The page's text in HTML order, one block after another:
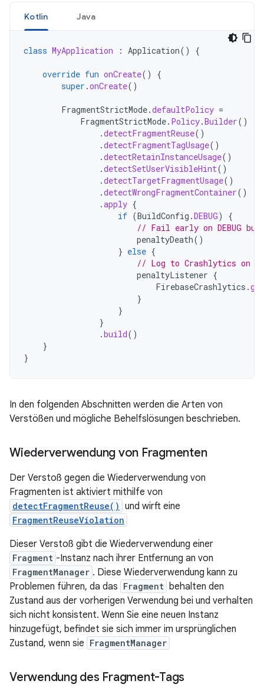
Kotlin Java
class MyApplication : Application() {
override fun onCreate()
{
super .onCreate()
FragmentStrictMode.defaultPolicy =
FragmentStrictMode. Policy.Builder()
.detectFragmentReuse()
.detectFragmentTagUsage()
.detectRetainInstanceUsage()
.detectSetUserVisibleHint()
.detectTargetFragmentUsage()
.detectWrongFragmentContainer()
.apply {
if (BuildConfig .DEBUG)
{
// Fail early on DEBUG
penaltyDeath()
} else {
// Log to Crashlytics on
penaltyListener {
FirebaseCrashlytics .
}
}
}
.build()
}
}
In den folgenden Abschnitten werden die Arten von
Verstößen und mögliche Behelfslösungen beschrieben.
Wiederverwendung von Fragmenten
Der Verstoß gegen die Wiederverwendung von
Fragmenten ist aktiviert mithilfe von
detectFragmentReuse() und wirft eine
FragmentReuseViolation
Dieser Verstoß gibt die Wiederverwendung einer
Fragment -Instanz nach ihrer Entfernung an von
FragmentManager . Diese Wiederverwendung kann zu
Problemen führen, da das Fragment behalten den
Zustand aus der vorherigen Verwendung bei und verhalten
sich nicht konsistent. Wenn Sie eine neuen Instanz
hinzugefügt, befindet sie sich immer im ursprünglichen
Zustand, wenn sie FragmentManager
Verwendung des Fragment-Tags